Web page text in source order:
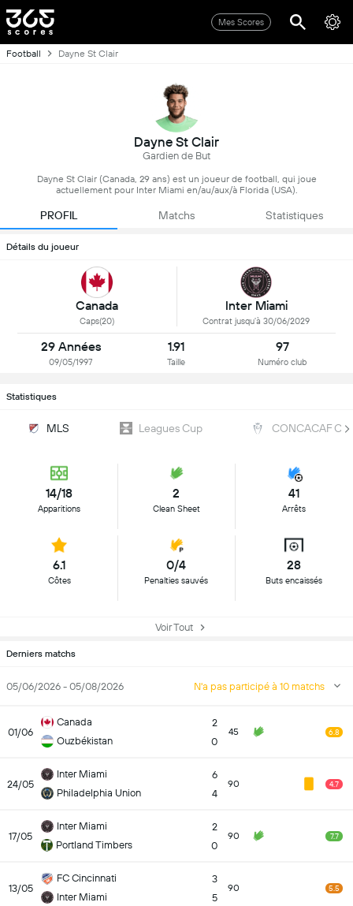
Mes Scores
Football Dayne St Clair
Dayne St Clair
Gardien de But
Dayne St Clair (Canada, 29 ans) est un joueur de football, qui joue
actuellement pour Inter Miami en/au/aux/à Florida (USA).
PROFIL Matchs Statistiques
Détails du joueur
Canada
Caps(20)
Inter Miami
Contrat jusqu'à 30/06/2029
29 Années
09/05/1997
1.91
Taille
97
Numéro club
Statistiques
MLS Leagues Cup CONCACAF
14/18
Apparitions
2
Clean Sheet
41
Arrêts
6.1
Côtes
0/4
Penalties sauvés
28
Buts encaissés
Voir Tout
Derniers matchs
05/06/2026 - 05/08/2026 N'a pas participé à 10 matchs
01/06
Canada
Ouzbékistan
2
0
45 6.8
24/05
Inter Miami
Philadelphia Union
6
4
90 4.7
17/05
Inter Miami
Portland Timbers
2
0
90 7.7
13/05
FC Cincinnati
Inter Miami
3
5
90 5.5